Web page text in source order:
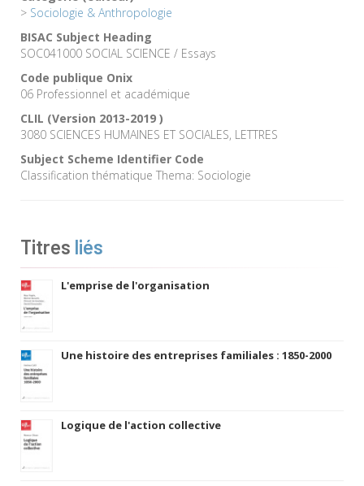
> Sociologie & Anthropologie
BISAC Subject Heading
SOC041000 SOCIAL SCIENCE / Essays
Code publique Onix
06 Professionnel et académique
CLIL (Version 2013-2019 )
3080 SCIENCES HUMAINES ET SOCIALES, LETTRES
Subject Scheme Identifier Code
Classification thématique Thema: Sociologie
Titres liés
L'emprise de l'organisation
Une histoire des entreprises familiales : 1850-2000
Logique de l'action collective